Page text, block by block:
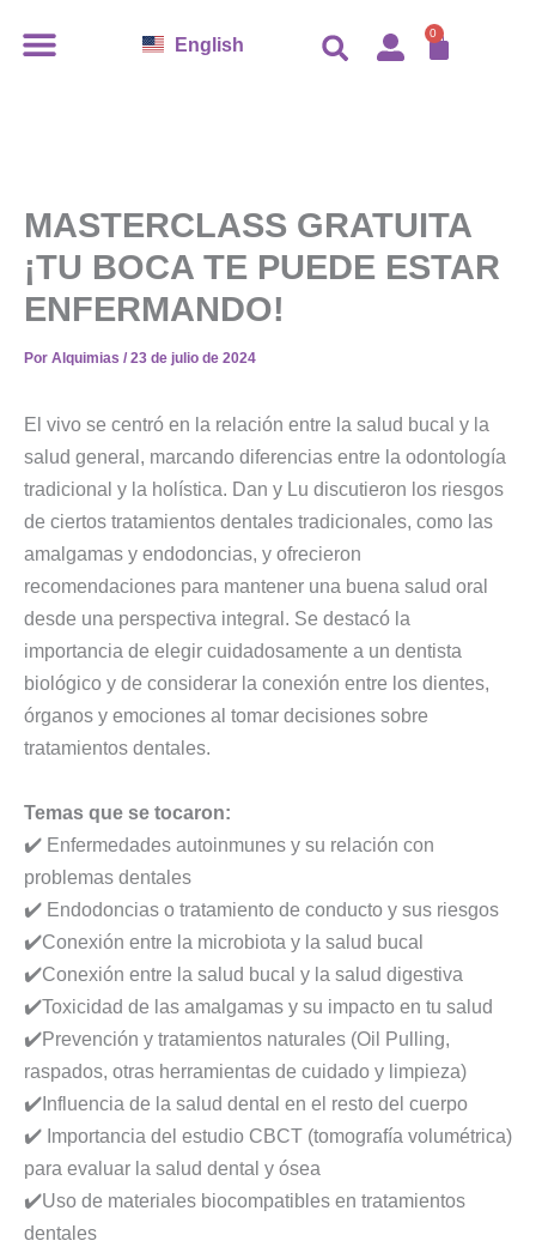
English 0
MASTERCLASS GRATUITA
¡TU BOCA TE PUEDE ESTAR
ENFERMANDO!
Por Alquimias / 23 de julio de 2024
El vivo se centró en la relación entre la salud bucal y la
salud general, marcando diferencias entre la odontología
tradicional y la holística. Dan y Lu discutieron los riesgos
de ciertos tratamientos dentales tradicionales, como las
amalgamas y endodoncias, y ofrecieron
recomendaciones para mantener una buena salud oral
desde una perspectiva integral. Se destacó la
importancia de elegir cuidadosamente a un dentista
biológico y de considerar la conexión entre los dientes,
órganos y emociones al tomar decisiones sobre
tratamientos dentales.
Temas que se tocaron:
✔️ Enfermedades autoinmunes y su relación con
problemas dentales
✔️ Endodoncias o tratamiento de conducto y sus riesgos
✔️Conexión entre la microbiota y la salud bucal
✔️Conexión entre la salud bucal y la salud digestiva
✔️Toxicidad de las amalgamas y su impacto en tu salud
✔️Prevención y tratamientos naturales (Oil Pulling,
raspados, otras herramientas de cuidado y limpieza)
✔️Influencia de la salud dental en el resto del cuerpo
✔️ Importancia del estudio CBCT (tomografía volumétrica)
para evaluar la salud dental y ósea
✔️Uso de materiales biocompatibles en tratamientos
dentales